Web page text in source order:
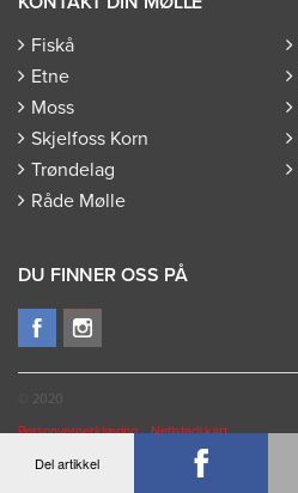
Fiskå
Etne
Moss
Skjelfoss Korn
Trøndelag
Råde Mølle
DU FINNER OSS PÅ
© 2020
Personvernerklæring Nettstedskart
Innhold og design av , utvikling av
Del artikkel